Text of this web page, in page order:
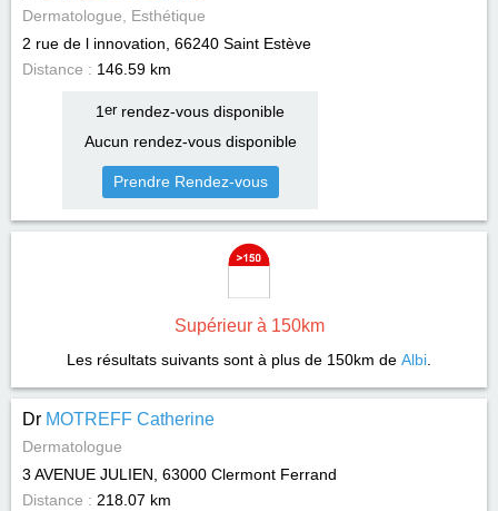
Dermatologue, Esthétique
2 rue de l innovation, 66240 Saint Estève
Distance : 146.59 km
1 errendez-vous disponible
Aucun rendez-vous disponible
Prendre Rendez-vous
Supérieur à 150km
Les résultats suivants sont à plus de 150km de Albi
Dr MOTREFF Catherine
Dermatologue
3 AVENUE JULIEN, 63000 Clermont Ferrand
Distance : 218.07 km